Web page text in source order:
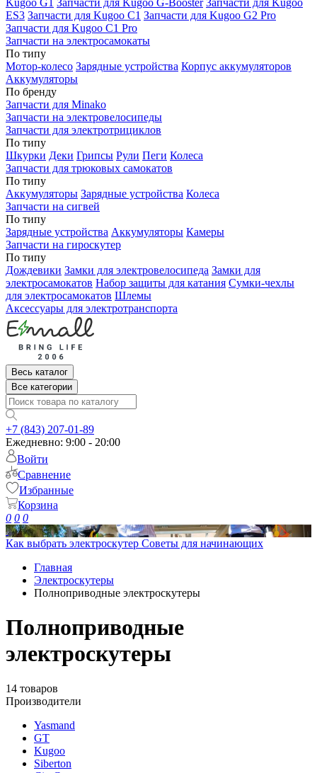
Kugoo G1 Запчасти для Kugoo G-Booster Запчасти для Kugoo
ES3 Запчасти для Kugoo C1 Запчасти для Kugoo G2 Pro
Запчасти для Kugoo C1 Pro
Запчасти на электросамокаты
По типу
Мотор-колесо Зарядные устройства Корпус аккумуляторов
Аккумуляторы
По бренду
Запчасти для Minako
Запчасти на электровелосипеды
Запчасти для электротрициклов
По типу
Шкурки Деки Грипсы Рули Пеги Колеса
Запчасти для трюковых самокатов
По типу
Аккумуляторы Зарядные устройства Колеса
Запчасти на сигвей
По типу
Зарядные устройства Аккумуляторы Камеры
Запчасти на гироскутер
По типу
Дождевики Замки для электровелосипеда Замки для
электросамокатов Набор защиты для катания Сумки-чехлы
для электросамокатов Шлемы
Аксессуары для электротранспорта
Весь каталог
Все категории
+7 (843) 207-01-89
Ежедневно: 9:00 - 20:00
Войти
Сравнение
Избранные
Корзина
0 0 0
Как выбрать электроскутер Советы для начинающих
Главная
Электроскутеры
Полноприводные электроскутеры
Полноприводные
электроскутеры
14 товаров
Производители
Yasmand
GT
Kugoo
Siberton